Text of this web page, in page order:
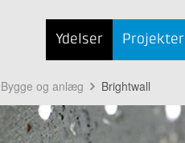
Ydelser Projekter
og anlæg Brightwall